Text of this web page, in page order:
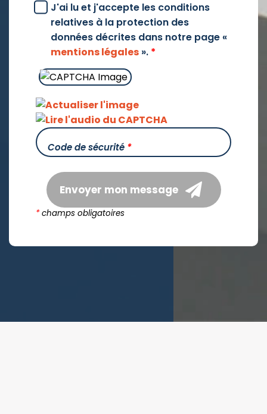
J'ai lu et j'accepte les conditions
relatives à la protection des
données décrites dans notre page «
mentions légales ». *
Code de sécurité *
Envoyer mon message
*champs obligatoires